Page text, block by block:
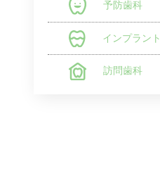
予防歯科
インプラント
訪問歯科